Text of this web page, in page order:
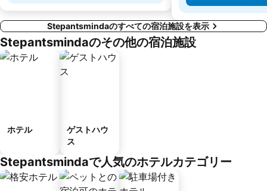
Stepantsmindaのすべての宿泊施設を表示
Stepantsmindaのその他の宿泊施設
ホテル
ゲストハウ
ス
Stepantsmindaで人気のホテルカテゴリー